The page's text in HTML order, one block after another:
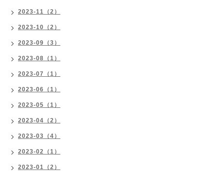
2023-11（2）
2023-10（2）
2023-09（3）
2023-08（1）
2023-07（1）
2023-06（1）
2023-05（1）
2023-04（2）
2023-03（4）
2023-02（1）
2023-01（2）